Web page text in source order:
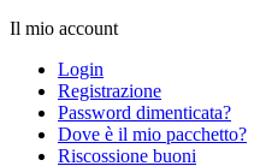
Il mio account
Login
Registrazione
Password dimenticata?
Dove è il mio pacchetto?
Riscossione buoni